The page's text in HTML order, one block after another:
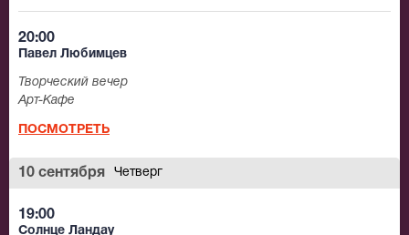
20:00
Павел Любимцев
Творческий вечер
Арт-Кафе
ПОСМОТРЕТЬ
10 сентября Четверг
19:00
Солнце Ландау